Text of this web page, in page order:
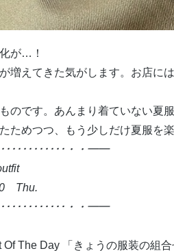
が…！
増えてきた気がします。お店に
のです。あんまり着ていない夏
ためつつ、もう少しだけ夏服を
･･････････・・ ━━
Thu.
･･････････・・ ━━
Of The Day 「きょうの服装の組